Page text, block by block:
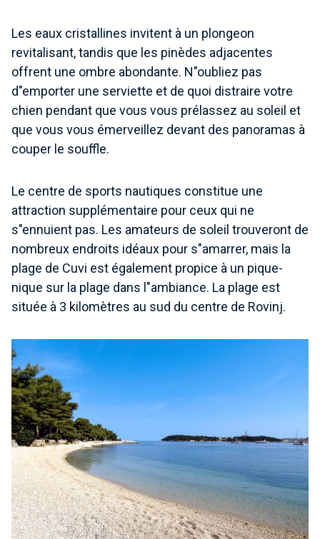
Les eaux cristallines invitent à un plongeon
revitalisant, tandis que les pinèdes adjacentes
offrent une ombre abondante. N"oubliez pas
d"emporter une serviette et de quoi distraire votre
chien pendant que vous vous prélassez au soleil et
que vous vous émerveillez devant des panoramas à
couper le souffle.
Le centre de sports nautiques constitue une
attraction supplémentaire pour ceux qui ne
s"ennuient pas. Les amateurs de soleil trouveront de
nombreux endroits idéaux pour s"amarrer, mais la
plage de Cuvi est également propice à un pique-
nique sur la plage dans l"ambiance. La plage est
située à 3 kilomètres au sud du centre de Rovinj.